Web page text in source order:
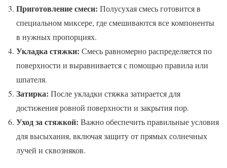
Приготовление смеси: Полусухая смесь готовится в
специальном миксере, где смешиваются все компоненты
в нужных пропорциях.
Укладка стяжки: Смесь равномерно распределяется по
поверхности и выравнивается с помощью правила или
шпателя.
Затирка: После укладки стяжка затирается для
достижения ровной поверхности и закрытия пор.
Уход за стяжкой: Важно обеспечить правильные условия
для высыхания, включая защиту от прямых солнечных
лучей и сквозняков.